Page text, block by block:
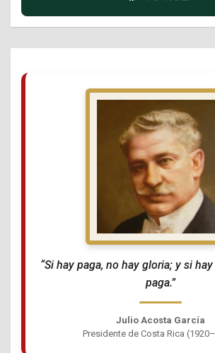
“Si hay paga, no hay gloria; y si
paga.”
Julio Acosta García
Presidente de Costa Rica